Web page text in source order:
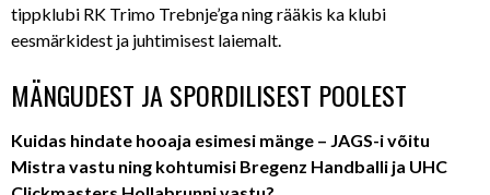
tippklubi RK Trimo Trebnje’ga ning rääkis ka klubi
eesmärkidest ja juhtimisest laiemalt.
MÄNGUDEST JA SPORDILISEST POOLEST
Kuidas hindate hooaja esimesi mänge – JAGS-i võitu
Mistra vastu ning kohtumisi Bregenz Handballi ja UHC